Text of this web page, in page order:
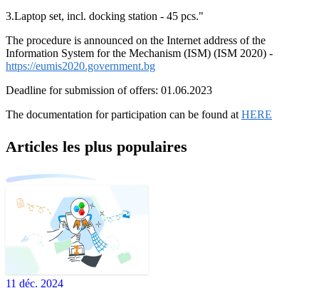
3.Laptop set, incl. docking station - 45 pcs."
The procedure is announced on the Internet address of the
Information System for the Mechanism (ISM) (ISM 2020) -
https://eumis2020.government.bg
Deadline for submission of offers: 01.06.2023
The documentation for participation can be found at HERE
Articles les plus populaires
11 déc. 2024